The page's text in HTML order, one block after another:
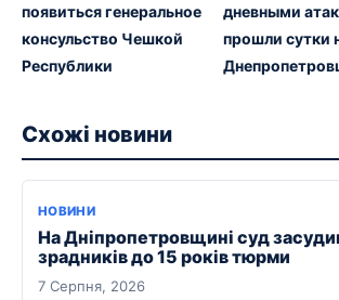
появиться генеральное
консульство Чешкой
Республики
дневными
прошли сутки
Схожі новини
НОВИНИ
На Дніпропетровщині суд
зрадників до 15 років тюрми
7 Серпня, 2026